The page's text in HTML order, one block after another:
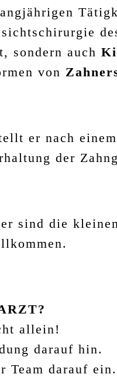
sondern auch
von
er nach
der
sind die
allein!
darauf hin.
Team darauf ein.